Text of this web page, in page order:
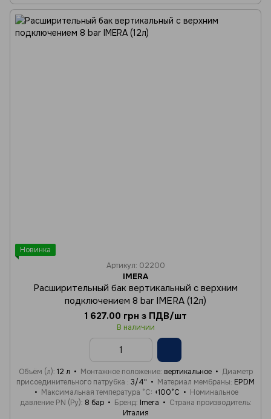
Новинка
Артикул: 02200
IMERA
Расширительный бак вертикальный с верхним
подключением 8 bar IMERA (12л)
1 627.00 грн з ПДВ/шт
В наличии
Объём (л) 12 л Монтажное положение вертикальное
Диаметр
присоединительного патрубка
3/4" Материал мембраны EPDM
Максимальная температура °C +100°C
Номинальное
давление PN (Ру) 8 бар Бренд Imera
Страна производитель
Италия